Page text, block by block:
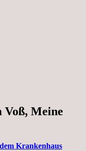
Meine
Krankenhaus